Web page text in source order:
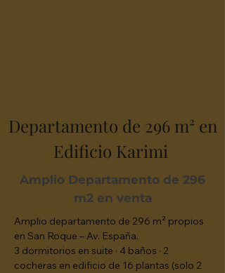
Departamento de 296 m² en
Edificio Karimi
Amplio Departamento de 296
m2 en venta
Amplio departamento de 296 m² propios
en San Roque – Av. España.
3 dormitorios en suite · 4 baños · 2
cocheras en edificio de 16 plantas (solo 2